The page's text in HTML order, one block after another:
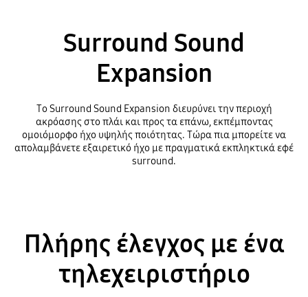
Surround Sound
Expansion
Το Surround Sound Expansion διευρύνει την περιοχή
ακρόασης στο πλάι και προς τα επάνω, εκπέμποντας
ομοιόμορφο ήχο υψηλής ποιότητας. Τώρα πια μπορείτε να
απολαμβάνετε εξαιρετικό ήχο με πραγματικά εκπληκτικά εφέ
surround.
Πλήρης έλεγχος με ένα
τηλεχειριστήριο